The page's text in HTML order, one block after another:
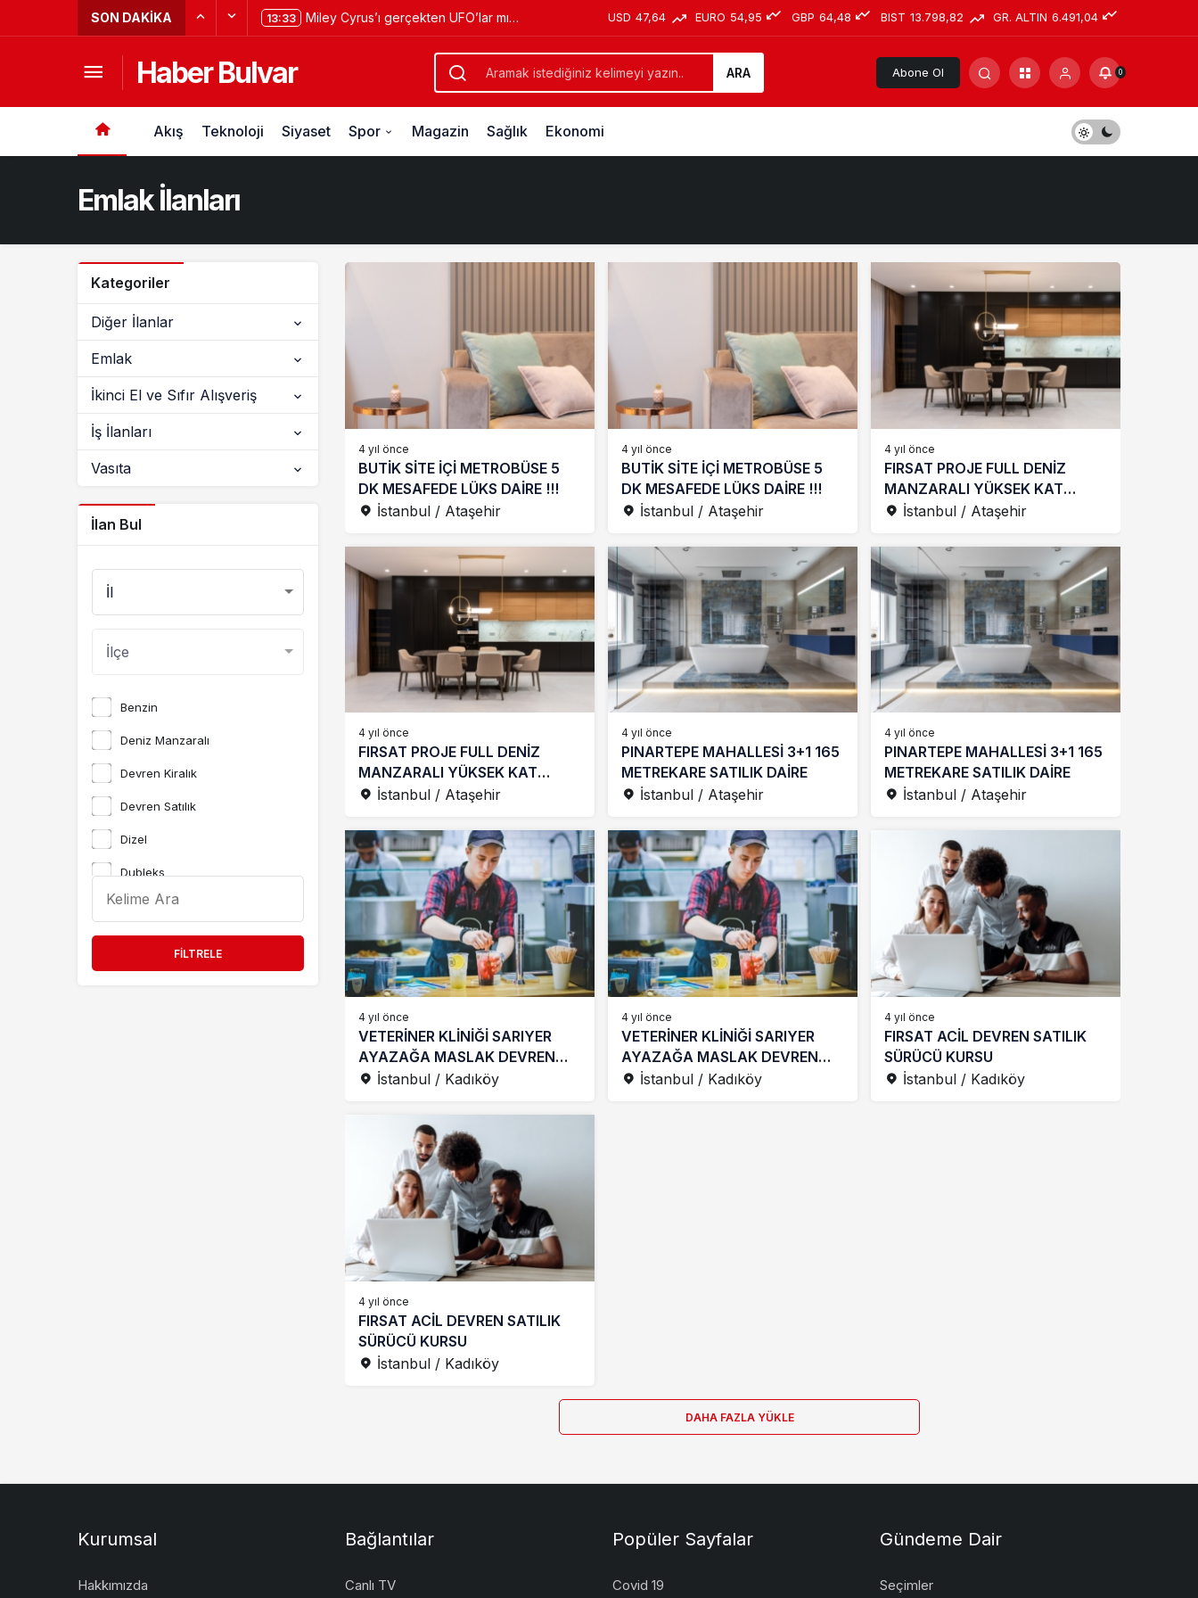
SON DAKIKA 13:33 Miley Cyrus’ı gerçekten UFO’lar mı USD 47,64 EURO 54,95 GBP 64,48 BIST 13.798,82 GR. ALTIN 6.491,04
Haber Bulvar ARA Abone Ol 0
Akış Teknoloji Siyaset Spor Magazin Sağlık Ekonomi
Emlak İlanları
Kategoriler
Diğer İlanlar
Emlak
İkinci El ve Sıfır Alışveriş
İş İlanları
Vasıta
İlan Bul
Benzin
Deniz Manzaralı
Devren Kiralık
Devren Satılık
Dizel
Dubleks
etiket
etiket2
Hasarlı
FILTRELE
4 yıl önce
BUTİK SİTE İÇİ METROBÜSE 5
DK MESAFEDE LÜKS DAİRE !!!
İstanbul / Ataşehir
4 yıl önce
BUTİK SİTE İÇİ METROBÜSE 5
DK MESAFEDE LÜKS DAİRE !!!
İstanbul / Ataşehir
4 yıl önce
FIRSAT PROJE FULL DENİZ
MANZARALI YÜKSEK KAT
SATILIK 1+1 DAİRE
İstanbul / Ataşehir
4 yıl önce
FIRSAT PROJE FULL DENİZ
MANZARALI YÜKSEK KAT
SATILIK 1+1 DAİRE
İstanbul / Ataşehir
4 yıl önce
PINARTEPE MAHALLESİ 3+1 165
METREKARE SATILIK DAİRE
İstanbul / Ataşehir
4 yıl önce
PINARTEPE MAHALLESİ 3+1 165
METREKARE SATILIK DAİRE
İstanbul / Ataşehir
4 yıl önce
VETERİNER KLİNİĞİ SARIYER
AYAZAĞA MASLAK DEVREN
KİRALIK
İstanbul / Kadıköy
4 yıl önce
VETERİNER KLİNİĞİ SARIYER
AYAZAĞA MASLAK DEVREN
KİRALIK
İstanbul / Kadıköy
4 yıl önce
FIRSAT ACİL DEVREN SATILIK
SÜRÜCÜ KURSU
İstanbul / Kadıköy
4 yıl önce
FIRSAT ACİL DEVREN SATILIK
SÜRÜCÜ KURSU
İstanbul / Kadıköy
DAHA FAZLA YÜKLE
Kurumsal
Hakkımızda
Bağlantılar
Canlı TV
Popüler Sayfalar
Covid 19
Gündeme Dair
Seçimler